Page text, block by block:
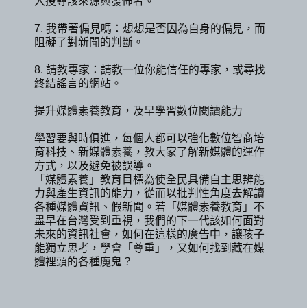
7. 我帶著偏見嗎：想想是否因為自身的偏見，而
阻礙了對新聞的判斷。
8. 請教專家：請教一位你能信任的專家，或尋找
終結謠言的網站。
提升媒體素養教育，及早學習數位閱讀能力
學習要與時俱進，每個人都可以強化數位智商培
育科技、新媒體素養，教大家了解新媒體的運作
方式，以及避免被誤導。
「媒體素養」教育目標為使全民具備自主思辨能
力與產生資訊的能力，從而以批判性角度去解讀
各種媒體資訊、假新聞。若「媒體素養教育」不
盡早在台灣受到重視，我們的下一代該如何面對
未來的資訊社會，如何在這樣的廣告中，讓孩子
能獨立思考，學會「尊重」，又如何找到藏在媒
體裡頭的各種魔鬼？